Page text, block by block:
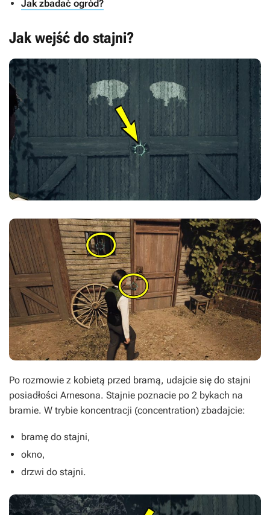
Jak zbadać ogród?
Jak wejść do stajni?
Po rozmowie z kobietą przed bramą, udajcie się do stajni
posiadłości Arnesona. Stajnie poznacie po 2 bykach na
bramie. W trybie koncentracji (concentration) zbadajcie:
bramę do stajni,
okno,
drzwi do stajni.